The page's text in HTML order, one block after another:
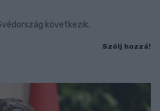
következik.
Szólj hozzá!